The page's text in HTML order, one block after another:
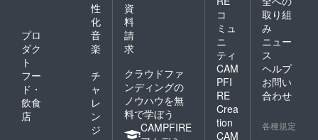
性
化
プロ
ダク
ト
音
楽
フー
ド・
飲食
店
チ
ャ
レ
ン
ジ
資
料
請
求
クラウドファ
ンディングの
ノウハウを無
料で学ぼう
CAMPFIRE
コ
ミュ
ニ
ティ
CAM
PFI
RE
Crea
tion
CAM
取り組
み
ニュー
ス
ヘルプ
お問い
合わせ
各種規定